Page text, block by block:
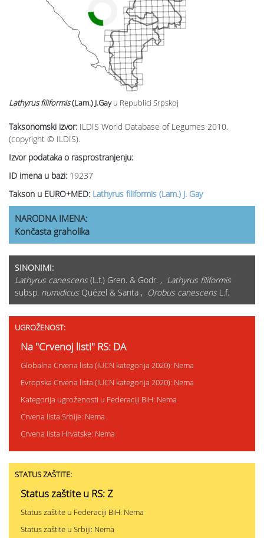
Taksonomski izvor: ILDIS World Database of Legumes 2010.
(copyright © ILDIS).
Izvor podataka o rasprostranjenju:
ID imena u bazi: 19237
Takson u EURO+MED: Lathyrus filiformis (Lam.) J. Gay
Lathyrus filiformis(Lam.) J.Gay u Republici Srpskoj
NARODNA IMENA:
Končasta graholika
SINONIMI:
Lathyrus canescens (L.f.) Gren. & Godr. , Lathyrus filiformis
subsp. numidicus Quézel & Santa , Orobus canescens L.f.
UGROŽENOST:
Na "Crvenoj listi" RS: DA
Globalna Crvena lista (IUCN kategorija 2020): Nema
Evropska Crvena lista (IUCN kategorija 2020): Nema
Kategorija ugroženosti u Federaciji BiH: Nema
Crvena lista Srbije: Nema
Crvena lista Hrvatske: Nema
STATUS ZAŠTITE:
Status zaštite u RS: Z
Status zaštite u Federaciji BiH: Nema
Status zaštite u Srbiji: Nema